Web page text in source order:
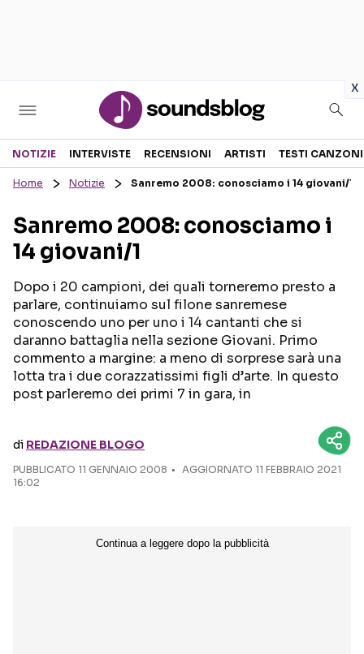
x
Sezioni
RECENSIONI MUSICALI
INTERVISTE
GOSSIP E CURIOSITÀ
TESTI CANZONI
TALENT SHOW
Seguici sui social
NOTIZIE INTERVISTE RECENSIONI ARTISTI TESTI CANZONI
Home Notizie Sanremo 2008: conosciamo i 14 giovani/1
Sanremo 2008: conosciamo i
14 giovani/1
Dopo i 20 campioni, dei quali torneremo presto a
parlare, continuiamo sul filone sanremese
conoscendo uno per uno i 14 cantanti che si
daranno battaglia nella sezione Giovani. Primo
commento a margine: a meno di sorprese sarà una
lotta tra i due corazzatissimi figli d’arte. In questo
post parleremo dei primi 7 in gara, in
di REDAZIONE BLOGO
PUBBLICATO 11 GENNAIO 2008
AGGIORNATO 11 FEBBRAIO 2021
16:02